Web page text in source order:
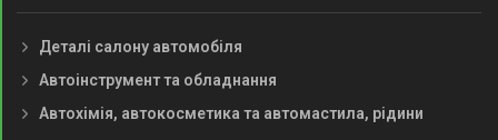
Деталі салону автомобіля
Автоінструмент та обладнання
Автохімія, автокосметика та автомастила, рідини